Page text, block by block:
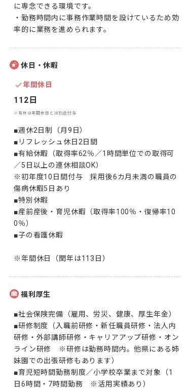
に専念できる環境です。
・勤務時間内に事務作業時間を設けているため効
率的に業務を進められます。
休日・休暇
年間休日
112日
※有休は年間休日とは別途付与
■週休2日制（月9日）
■リフレッシュ休日2日間
■有給休暇（取得率62％／1時間単位での取得可
／5日以上の連休相談OK）
※初年度10日間付与　採用後6カ月未満の職員の
傷病休暇5日あり
■特別休暇
■産前産後・育児休暇（取得率100％・復帰率10
0％）
■子の看護休暇
※年間休日（閏年は113日）
福利厚生
■社会保険完備（雇用、労災、健康、厚生年金）
■研修制度（入職前研修・新任職員研修・法人内
研修・外部講師研修・キャリアアップ研修・オン
ライン研修　※研修は勤務時間内。他県にある姉
妹園での出張研修もあります）
■育児短時間勤務制度／小学校卒業まで対象（1
日6時間・7時間勤務　※活用実績あり）